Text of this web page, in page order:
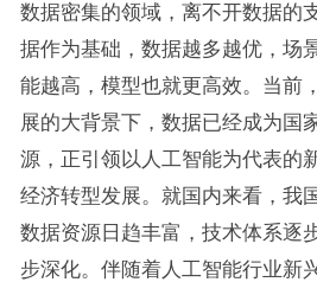
数据密集的领域，离不开数据的
据作为基础，数据越多越优，场
能越高，模型也就更高效。当前
展的大背景下，数据已经成为国
源，正引领以人工智能为代表的
经济转型发展。就国内来看，我
数据资源日趋丰富，技术体系逐
步深化。伴随着人工智能行业新